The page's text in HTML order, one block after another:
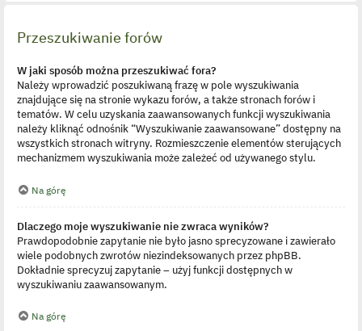
Przeszukiwanie forów
W jaki sposób można przeszukiwać fora?
Należy wprowadzić poszukiwaną frazę w pole wyszukiwania
znajdujące się na stronie wykazu forów, a także stronach forów i
tematów. W celu uzyskania zaawansowanych funkcji wyszukiwania
należy kliknąć odnośnik “Wyszukiwanie zaawansowane” dostępny na
wszystkich stronach witryny. Rozmieszczenie elementów sterujących
mechanizmem wyszukiwania może zależeć od używanego stylu.
Na górę
Dlaczego moje wyszukiwanie nie zwraca wyników?
Prawdopodobnie zapytanie nie było jasno sprecyzowane i zawierało
wiele podobnych zwrotów niezindeksowanych przez phpBB.
Dokładnie sprecyzuj zapytanie – użyj funkcji dostępnych w
wyszukiwaniu zaawansowanym.
Na górę